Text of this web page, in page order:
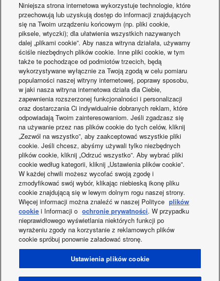
Inne47
Posty
14-07-2026 Klimatyzacja ścienna — jak działa i dla kogo jest idealna?
14-07-2026 Montaż klimatyzacji — co warto wiedzieć przed instalacją?
14-07-2026 Klimatyzacja do pokoju – jak wybrać i zamontować
urządzenie, aby cieszyć się chłodem?
10-06-2026 Chłodzenie pompą ciepła – rodzaje, wydajność i dystrybucja
chłodu
08-06-2026 Ulga termomodernizacyjna – pompa ciepła, fotowoltaika i
ocieplenie w jednym odliczeniu
Facebook Instagram Youtube
LinkedIn
O nas
Kontakt z nami Mapa strony
Warunki korzystania
Polityka prywatności
Wykorzystanie plików cookies
Data Act
Co nowego? Etykiety energetyczne
OWS
Region / Kraj
Niniejsza strona internetowa wykorzystuje technologie, które
przechowują lub uzyskują dostęp do informacji znajdujących
się na Twoim urządzeniu końcowym (np. pliki cookie,
piksele, wtyczki); dla ułatwienia wszystkich nazywanych
dalej „plikami cookie”. Aby nasza witryna działała, używamy
ściśle niezbędnych plików cookie. Inne pliki cookie, w tym
także te pochodzące od podmiotów trzecich, będą
wykorzystywane wyłącznie za Twoją zgodą w celu pomiaru
popularności naszej witryny internetowej, poprawy sposobu,
w jaki nasza witryna internetowa działa dla Ciebie,
zapewnienia rozszerzonej funkcjonalności i personalizacji
oraz dostarczania Ci indywidualnie dobranych reklam, które
odpowiadają Twoim zainteresowaniom. Jeśli zgadzasz się
na używanie przez nas plików cookie do tych celów, kliknij
„Zezwól na wszystko”, aby zaakceptować wszystkie pliki
cookie. Jeśli chcesz, abyśmy używali tylko niezbędnych
plików cookie, kliknij „Odrzuć wszystko”. Aby wybrać pliki
cookie według kategorii, kliknij „Ustawienia plików cookie”.
W każdej chwili możesz wycofać swoją zgodę i
zmodyfikować swój wybór, klikając niebieską ikonę pliku
cookie znajdującą się w lewym dolnym rogu naszej strony.
Więcej informacji można znaleźć w naszej Polityce plików
cookie i Informacji o ochronie prywatności. W przypadku
nieprawidłowego wyświetlania niektórych funkcji po
wyrażeniu zgody na korzystanie z reklamowych plików
cookie spróbuj ponownie załadować stronę.
Ustawienia plików cookie